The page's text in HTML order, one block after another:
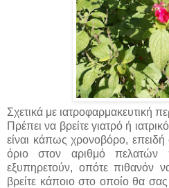
Σχετικά με ιατροφαρμακευτική
Πρέπει να βρείτε γιατρό ή
είναι κάπως χρονοβόρο, επειδή
όριο στον αριθμό
εξυπηρετούν, οπότε πιθανόν
βρείτε κάποιο στο οποίο θα